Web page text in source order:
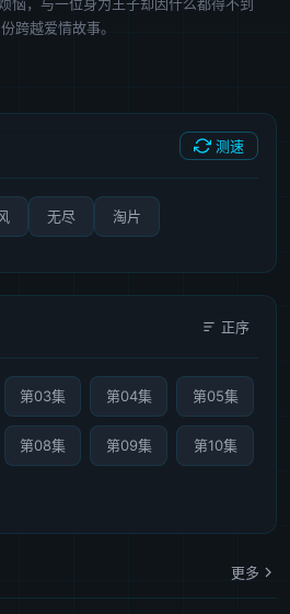
跨越爱情故事。
测速
无尽 淘片
正序
第03集 第04集 第05集
第08集 第09集 第10集
更多